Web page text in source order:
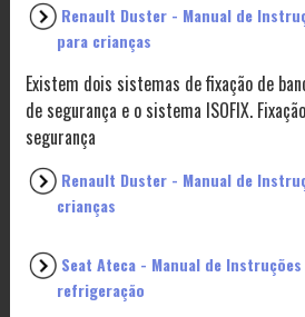
Renault Duster - Manual de
para crianças
Existem dois sistemas de fixação de
de segurança e o sistema ISOFIX.
segurança
Renault Duster - Manual de
crianças
Seat Ateca - Manual de Instruções
refrigeração